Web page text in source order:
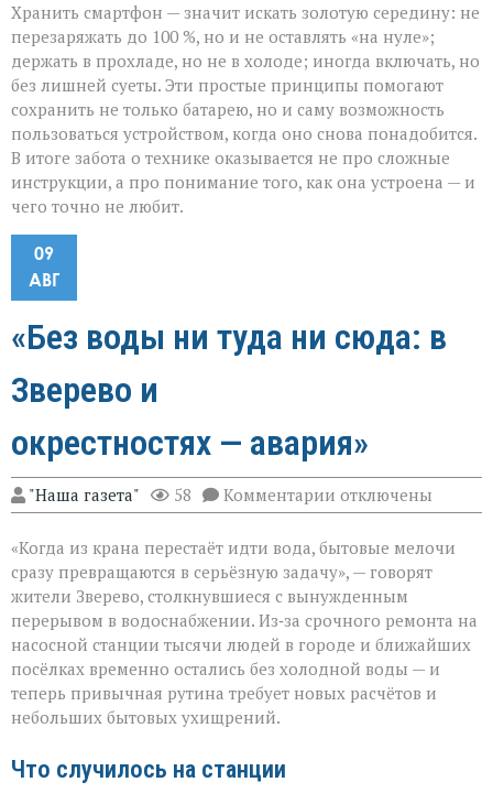
Хранить смартфон — значит искать золотую середину: не
перезаряжать до 100 %, но и не оставлять «на нуле»;
держать в прохладе, но не в холоде; иногда включать, но
без лишней суеты. Эти простые принципы помогают
сохранить не только батарею, но и саму возможность
пользоваться устройством, когда оно снова понадобится.
В итоге забота о технике оказывается не про сложные
инструкции, а про понимание того, как она устроена — и
чего точно не любит.
09
АВГ
«Без воды ни туда ни сюда: в
Зверево и
окрестностях — авария»
"Наша газета" 58 Комментарии к
записи
воды
ни
туда
ни
сюда:
в
Зверево
и
окрестностях —
отключены
«Когда из крана перестаёт идти вода, бытовые мелочи
сразу превращаются в серьёзную задачу», — говорят
жители Зверево, столкнувшиеся с вынужденным
перерывом в водоснабжении. Из‑за срочного ремонта на
насосной станции тысячи людей в городе и ближайших
посёлках временно остались без холодной воды — и
теперь привычная рутина требует новых расчётов и
небольших бытовых ухищрений.
Что случилось на станции